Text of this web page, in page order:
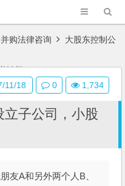
购法律咨询 大股东控制公
销权？
子公司，小股
友A和另外两个人B、
11/18 0 1,734